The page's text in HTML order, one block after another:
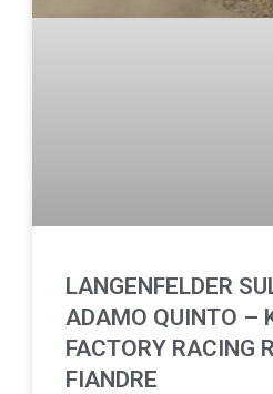
LANGENFELDER
ADAMO QUINTO –
FACTORY RACING
FIANDRE